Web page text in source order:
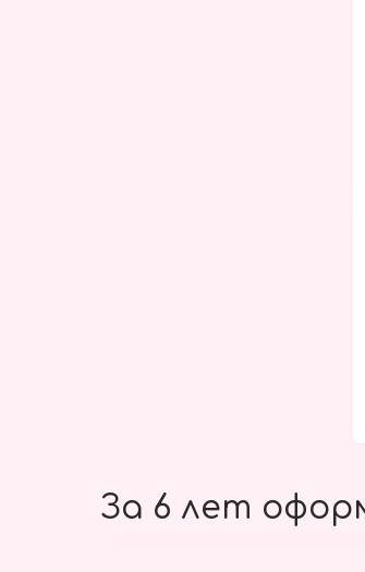
За 6 лет